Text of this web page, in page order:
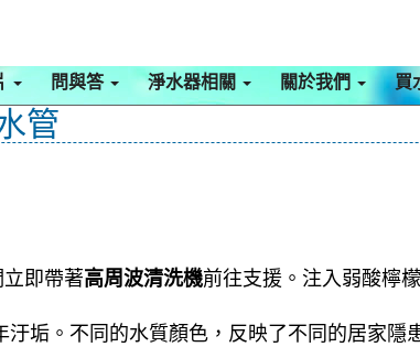
問與答 淨水器相關 關於我們 買
管
即帶著高周波清洗機前往支援。注入弱酸檸
垢。不同的水質顏色，反映了不同的居家隱